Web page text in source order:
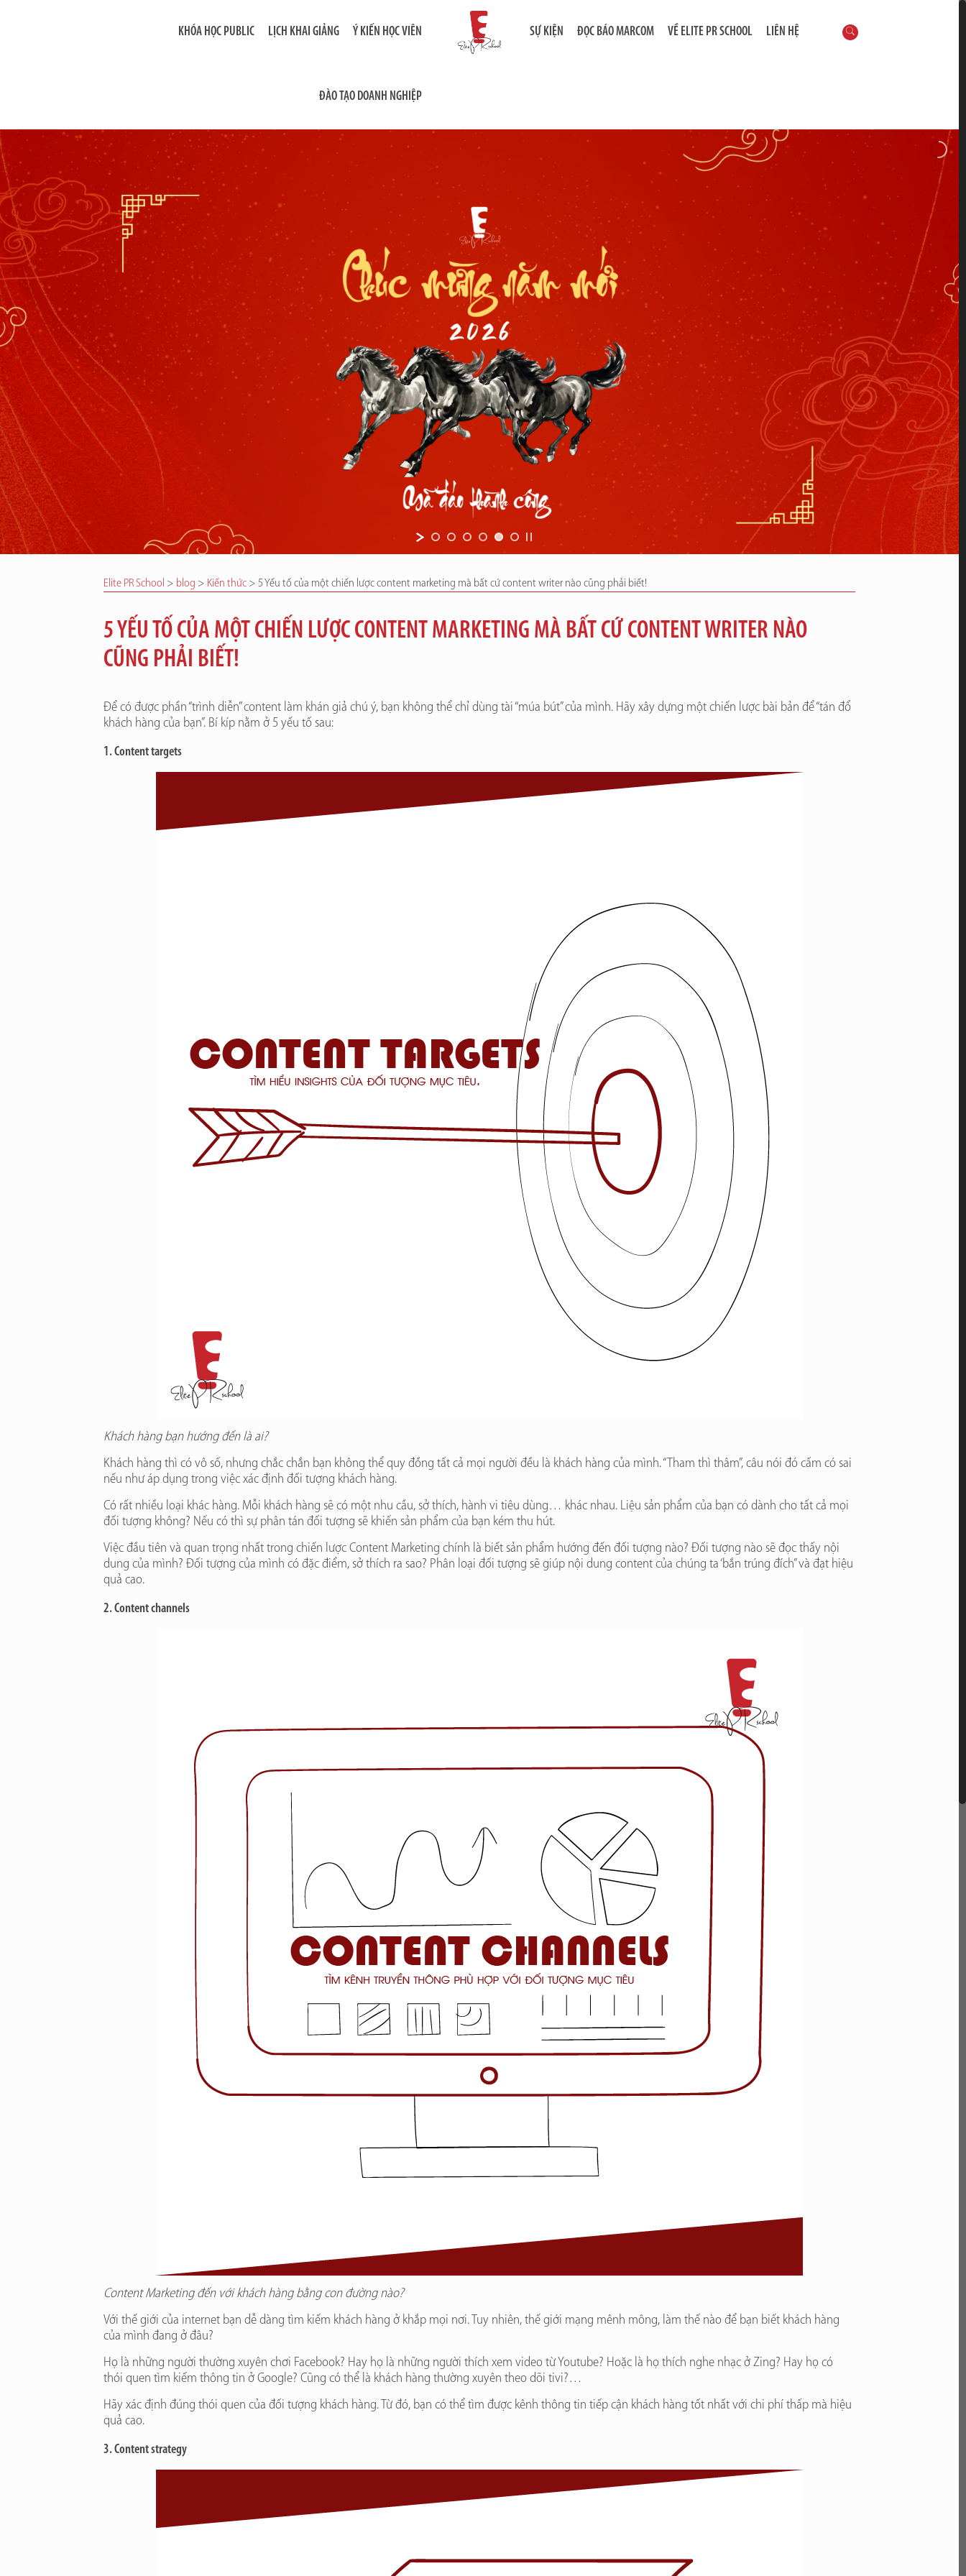
KHÓA HỌC PUBLIC LỊCH KHAI GIẢNG Ý KIẾN HỌC VIÊN
ĐÀO TẠO DOANH NGHIỆP
SỰ KIỆN ĐỌC BÁO MARCOM VỀ ELITE PR SCHOOL LIÊN HỆ
Elite PR School > blog > Kiến thức >5 Yếu tố của một chiến lược content marketing mà bất cứ content writer nào cũng phải biết!
5 YẾU TỐ CỦA MỘT CHIẾN LƯỢC CONTENT MARKETING MÀ BẤT CỨ CONTENT WRITER NÀO
CŨNG PHẢI BIẾT!
Để có được phần “trình diễn” content làm khán giả chú ý, bạn không thể chỉ dùng tài “múa bút” của mình. Hãy xây dựng một chiến lược bài bản để “tán đổ
khách hàng của bạn”. Bí kíp nằm ở 5 yếu tố sau:
1. Content targets
Khách hàng bạn hướng đến là ai?
Khách hàng thì có vô số, nhưng chắc chắn bạn không thể quy đồng tất cả mọi người đều là khách hàng của mình. “Tham thì thâm”, câu nói đó cấm có sai
nếu như áp dụng trong việc xác định đối tượng khách hàng.
Có rất nhiều loại khác hàng. Mỗi khách hàng sẽ có một nhu cầu, sở thích, hành vi tiêu dùng… khác nhau. Liệu sản phẩm của bạn có dành cho tất cả mọi
đối tượng không? Nếu có thì sự phân tán đối tượng sẽ khiến sản phẩm của bạn kém thu hút.
Việc đầu tiên và quan trọng nhất trong chiến lược Content Marketing chính là biết sản phẩm hướng đến đối tượng nào? Đối tượng nào sẽ đọc thấy nội
dung của mình? Đối tượng của mình có đặc điểm, sở thích ra sao? Phân loại đối tượng sẽ giúp nội dung content của chúng ta ‘bắn trúng đích” và đạt hiệu
quả cao.
2. Content channels
Content Marketing đến với khách hàng bằng con đường nào?
Với thế giới của internet bạn dễ dàng tìm kiếm khách hàng ở khắp mọi nơi. Tuy nhiên, thế giới mạng mênh mông, làm thế nào để bạn biết khách hàng
của mình đang ở đâu?
Họ là những người thường xuyên chơi Facebook? Hay họ là những người thích xem video từ Youtube? Hoặc là họ thích nghe nhạc ở Zing? Hay họ có
thói quen tìm kiếm thông tin ở Google? Cũng có thể là khách hàng thường xuyên theo dõi tivi?…
Hãy xác định đúng thói quen của đối tượng khách hàng. Từ đó, bạn có thể tìm được kênh thông tin tiếp cận khách hàng tốt nhất với chi phí thấp mà hiệu
quả cao.
3. Content strategy